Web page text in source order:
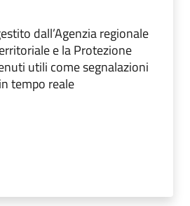
dall’Agenzia regionale
e la Protezione
utili come segnalazioni
tempo reale